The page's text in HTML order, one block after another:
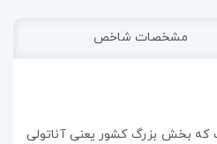
مشخصات شاخص
که بخش بزرگ کشور یعنی آناتولی